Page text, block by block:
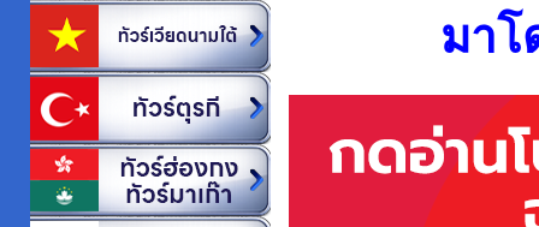
มาโ